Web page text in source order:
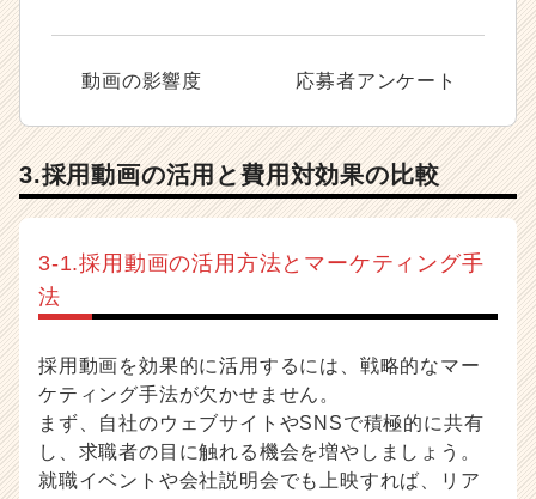
動画の影響度 応募者アンケート
3.採用動画の活用と費用対効果の比較
3-1.採用動画の活用方法とマーケティング手
法
採用動画を効果的に活用するには、戦略的なマー
ケティング手法が欠かせません。
まず、自社のウェブサイトやSNSで積極的に共有
し、求職者の目に触れる機会を増やしましょう。
就職イベントや会社説明会でも上映すれば、リア